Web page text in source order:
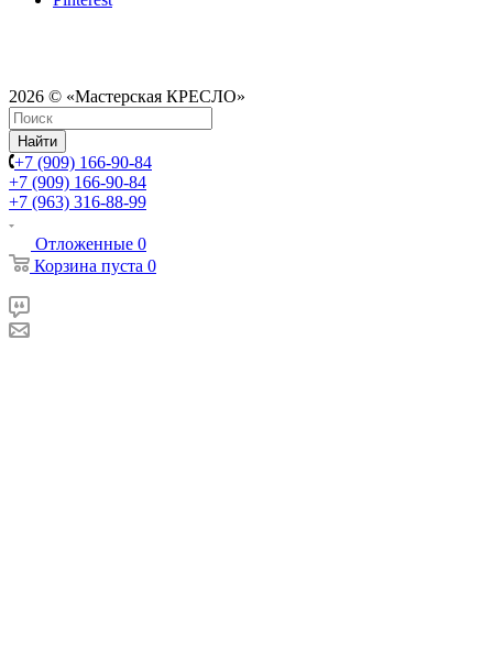
2026 © «Мастерская КРЕСЛО»
Найти
+7 (909) 166-90-84
+7 (909) 166-90-84
+7 (963) 316-88-99
Отложенные 0
Корзина пуста 0